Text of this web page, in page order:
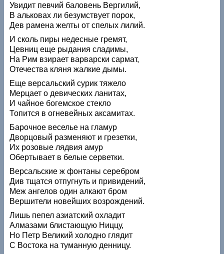
Увидит певчий баловень Вергилий,
В альковах ли безумствует порок,
Дев рамена желты от спелых лилий.
И сколь пиры недесные гремят,
Цевниц еще рыдания сладимы,
На Рим взирает варварски сармат,
Отечества кляня жалкие дымы.
Еще версальский сурик тяжело
Мерцает о девических ланитах,
И чайное богемское стекло
Топится в огневейных аксамитах.
Барочное веселье на гламур
Дворцовый разменяют и грезетки,
Их розовые лядвия амур
Обертывает в белые серветки.
Версальские ж фонтаны серебром
Див тщатся отпугнуть и привидений,
Меж ангелов один алкают бром
Вершители новейших возрождений.
Лишь пепел азиатский охладит
Алмазами блистающую Ниццу,
Но Петр Великий холодно глядит
С Востока на туманную денницу.